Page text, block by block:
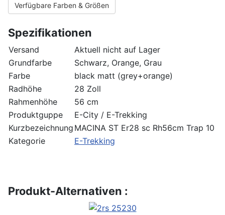
Verfügbare Farben & Größen
Spezifikationen
Versand
Aktuell nicht auf Lager
Grundfarbe
Schwarz, Orange, Grau
Farbe
black matt (grey+orange)
Radhöhe
28 Zoll
Rahmenhöhe
56 cm
Produktguppe
E-City / E-Trekking
Kurzbezeichnung MACINA ST Er28 sc Rh56cm Trap 10
Kategorie
E-Trekking
Produkt-Alternativen :